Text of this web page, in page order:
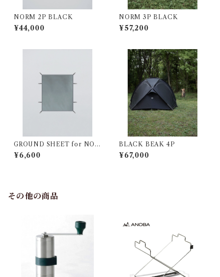
NORM 2P BLACK
¥44,000
NORM 3P BLACK
¥57,200
GROUND SHEET for NOR
M 3P
¥6,600
BLACK BEAK 4P
¥67,000
その他の商品